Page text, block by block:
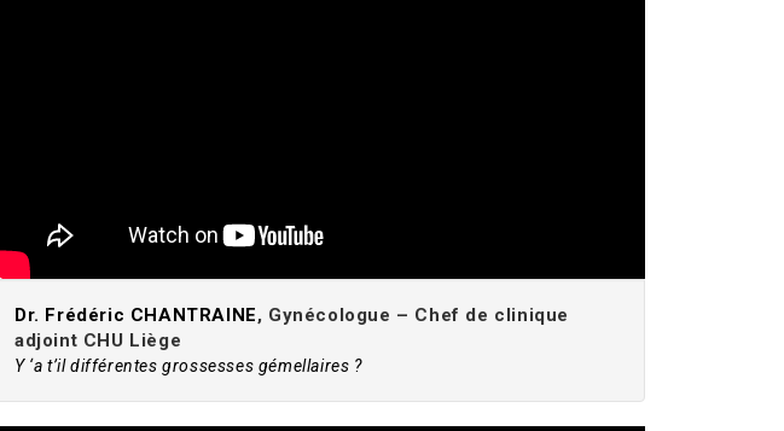
Dr. Frédéric CHANTRAINE, Gynécologue – Chef de clinique
adjoint CHU Liège
Y ‘a t’il différentes grossesses gémellaires ?